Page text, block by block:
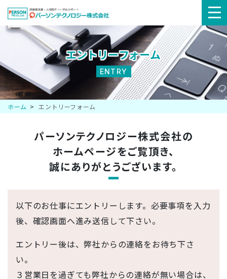
エントリーフォーム
ENTRY
ホーム エントリーフォーム
パーソンテクノロジー株式会社の
ホームページをご覧頂き、
誠にありがとうございます。
以下のお仕事にエントリーします。必要事項を入力
後、確認画面へ進み送信して下さい。
エントリー後は、弊社からの連絡をお待ち下さ
い。
３営業日を過ぎても弊社からの連絡が無い場合は、
メ
ュ
ー